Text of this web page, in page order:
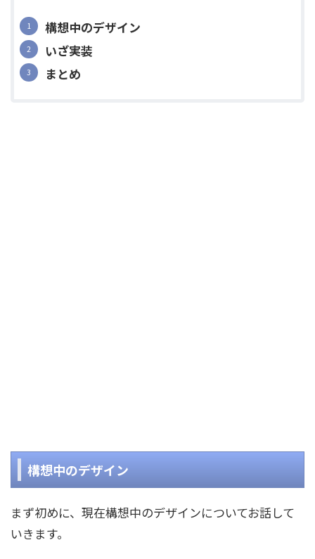
構想中のデザイン
いざ実装
まとめ
構想中のデザイン
まず初めに、現在構想中のデザインについてお話して
いきます。